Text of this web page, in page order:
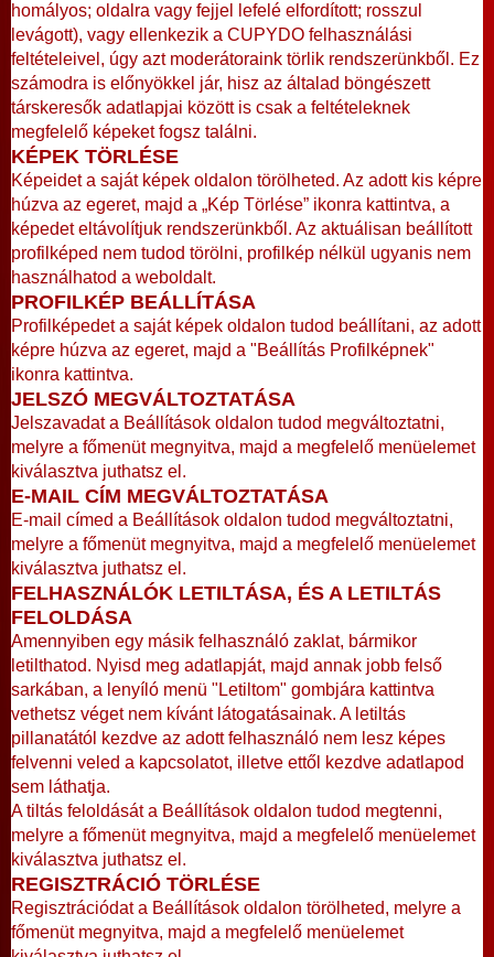
homályos; oldalra vagy fejjel lefelé elfordított; rosszul
levágott), vagy ellenkezik a CUPYDO felhasználási
feltételeivel, úgy azt moderátoraink törlik rendszerünkből. Ez
számodra is előnyökkel jár, hisz az általad böngészett
társkeresők adatlapjai között is csak a feltételeknek
megfelelő képeket fogsz találni.
KÉPEK TÖRLÉSE
Képeidet a saját képek oldalon törölheted. Az adott kis képre
húzva az egeret, majd a „Kép Törlése” ikonra kattintva, a
képedet eltávolítjuk rendszerünkből. Az aktuálisan beállított
profilképed nem tudod törölni, profilkép nélkül ugyanis nem
használhatod a weboldalt.
PROFILKÉP BEÁLLÍTÁSA
Profilképedet a saját képek oldalon tudod beállítani, az adott
képre húzva az egeret, majd a "Beállítás Profilképnek"
ikonra kattintva.
JELSZÓ MEGVÁLTOZTATÁSA
Jelszavadat a Beállítások oldalon tudod megváltoztatni,
melyre a főmenüt megnyitva, majd a megfelelő menüelemet
kiválasztva juthatsz el.
E-MAIL CÍM MEGVÁLTOZTATÁSA
E-mail címed a Beállítások oldalon tudod megváltoztatni,
melyre a főmenüt megnyitva, majd a megfelelő menüelemet
kiválasztva juthatsz el.
FELHASZNÁLÓK LETILTÁSA, ÉS A LETILTÁS
FELOLDÁSA
Amennyiben egy másik felhasználó zaklat, bármikor
letilthatod. Nyisd meg adatlapját, majd annak jobb felső
sarkában, a lenyíló menü "Letiltom" gombjára kattintva
vethetsz véget nem kívánt látogatásainak. A letiltás
pillanatától kezdve az adott felhasználó nem lesz képes
felvenni veled a kapcsolatot, illetve ettől kezdve adatlapod
sem láthatja.
A tiltás feloldását a Beállítások oldalon tudod megtenni,
melyre a főmenüt megnyitva, majd a megfelelő menüelemet
kiválasztva juthatsz el.
REGISZTRÁCIÓ TÖRLÉSE
Regisztrációdat a Beállítások oldalon törölheted, melyre a
főmenüt megnyitva, majd a megfelelő menüelemet